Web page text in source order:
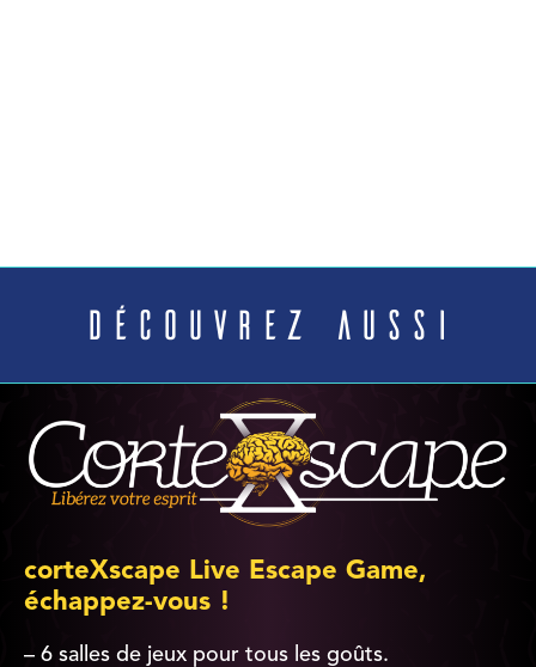
Découvrez aussi
corteXscape Live Escape Game,
échappez-vous !
– 6 salles de jeux pour tous les goûts.